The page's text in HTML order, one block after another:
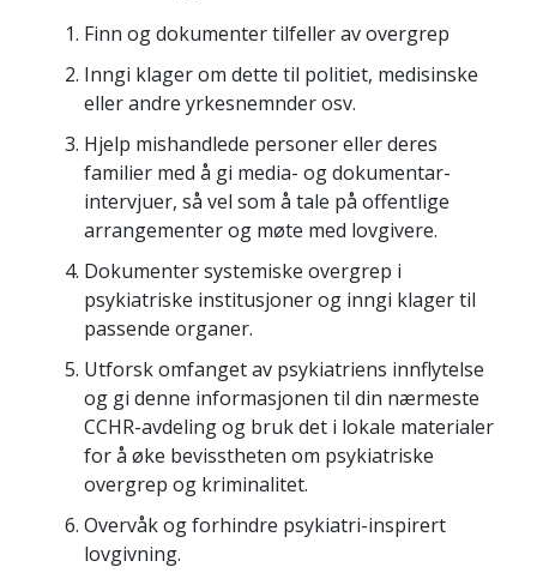
Finn og dokumenter tilfeller av overgrep
Inngi klager om dette til politiet, medisinske
eller andre yrkesnemnder osv.
Hjelp mishandlede personer eller deres
familier med å gi media- og dokumentar-
intervjuer, så vel som å tale på offentlige
arrangementer og møte med lovgivere.
Dokumenter systemiske overgrep i
psykiatriske institusjoner og inngi klager til
passende organer.
Utforsk omfanget av psykiatriens innflytelse
og gi denne informasjonen til din nærmeste
CCHR-avdeling og bruk det i lokale materialer
for å øke bevisstheten om psykiatriske
overgrep og kriminalitet.
Overvåk og forhindre psykiatri-inspirert
lovgivning.